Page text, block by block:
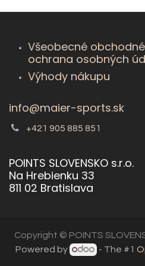
Všeobecné
ochrana osobných
Výhody nákupu
info@maier-sports.sk
+421 905 885 851
POINTS SLOVENSKO s.r.o.
Na Hrebienku 33
811 02 Bratislava
Copyright © POINTS
Powered by - The #1